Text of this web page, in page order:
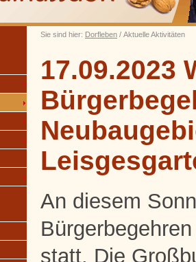
Sie sind hier: Dorfleben / Aktuelle Aktivitäten
17.09.2023
An diesem
statt. Die